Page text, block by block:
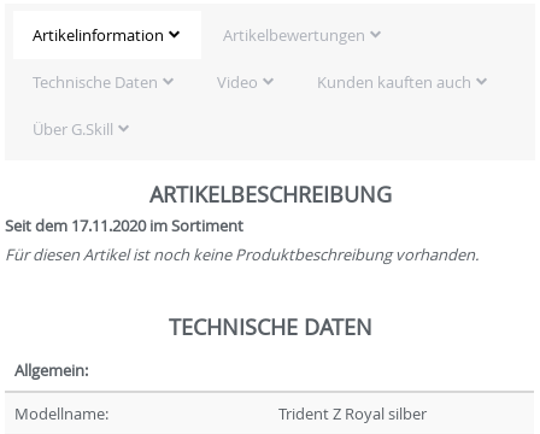
Artikelinformation Artikelbewertungen
Technische Daten Video Kunden kauften auch
Über G.Skill
ARTIKELBESCHREIBUNG
Seit dem 17.11.2020 im Sortiment
Für diesen Artikel ist noch keine Produktbeschreibung vorhanden.
TECHNISCHE DATEN
Allgemein:
Modellname:
Trident Z Royal silber